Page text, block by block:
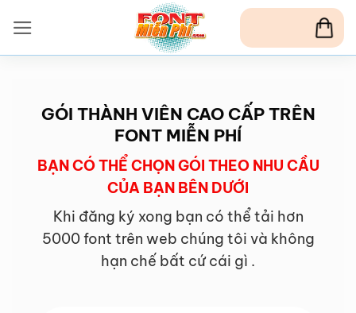
qua
nội
GÓI THÀNH VIÊN CAO CẤP TRÊN
FONT MIỄN PHÍ
BẠN CÓ THỂ CHỌN GÓI THEO NHU CẦU
CỦA BẠN BÊN DƯỚI
Khi đăng ký xong bạn có thể tải hơn
5000 font trên web chúng tôi và không
hạn chế bất cứ cái gì .